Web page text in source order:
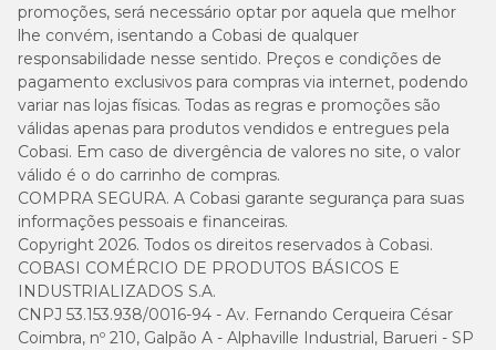
promoções, será necessário optar por aquela que melhor
lhe convém, isentando a Cobasi de qualquer
responsabilidade nesse sentido. Preços e condições de
pagamento exclusivos para compras via internet, podendo
variar nas lojas físicas. Todas as regras e promoções são
válidas apenas para produtos vendidos e entregues pela
Cobasi. Em caso de divergência de valores no site, o valor
válido é o do carrinho de compras.
COMPRA SEGURA. A Cobasi garante segurança para suas
informações pessoais e financeiras.
Copyright 2026. Todos os direitos reservados à Cobasi.
COBASI COMÉRCIO DE PRODUTOS BÁSICOS E
INDUSTRIALIZADOS S.A.
CNPJ 53.153.938/0016-94 - Av. Fernando Cerqueira César
Coimbra, nº 210, Galpão A - Alphaville Industrial, Barueri - SP